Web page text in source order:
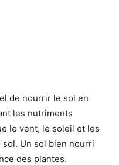
de nourrir le sol en
les nutriments
le vent, le soleil et les
Un sol bien nourri
des plantes.